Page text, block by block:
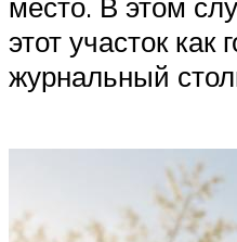
этот участок как
журнальный